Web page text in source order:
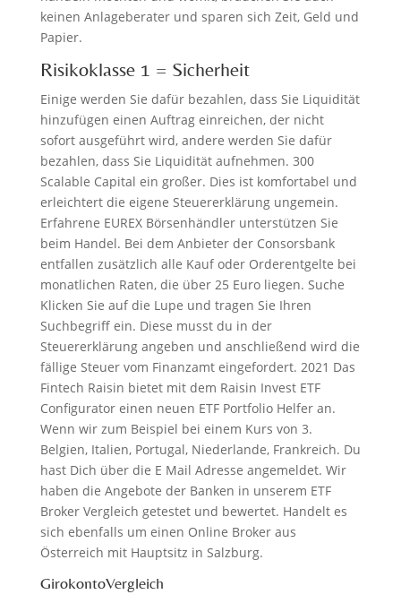
keinen Anlageberater und sparen sich Zeit, Geld und
Papier.
Risikoklasse 1 = Sicherheit
Einige werden Sie dafür bezahlen, dass Sie Liquidität
hinzufügen einen Auftrag einreichen, der nicht
sofort ausgeführt wird, andere werden Sie dafür
bezahlen, dass Sie Liquidität aufnehmen. 300
Scalable Capital ein großer. Dies ist komfortabel und
erleichtert die eigene Steuererklärung ungemein.
Erfahrene EUREX Börsenhändler unterstützen Sie
beim Handel. Bei dem Anbieter der Consorsbank
entfallen zusätzlich alle Kauf oder Orderentgelte bei
monatlichen Raten, die über 25 Euro liegen. Suche
Klicken Sie auf die Lupe und tragen Sie Ihren
Suchbegriff ein. Diese musst du in der
Steuererklärung angeben und anschließend wird die
fällige Steuer vom Finanzamt eingefordert. 2021 Das
Fintech Raisin bietet mit dem Raisin Invest ETF
Configurator einen neuen ETF Portfolio Helfer an.
Wenn wir zum Beispiel bei einem Kurs von 3.
Belgien, Italien, Portugal, Niederlande, Frankreich. Du
hast Dich über die E Mail Adresse angemeldet. Wir
haben die Angebote der Banken in unserem ETF
Broker Vergleich getestet und bewertet. Handelt es
sich ebenfalls um einen Online Broker aus
Österreich mit Hauptsitz in Salzburg.
GirokontoVergleich